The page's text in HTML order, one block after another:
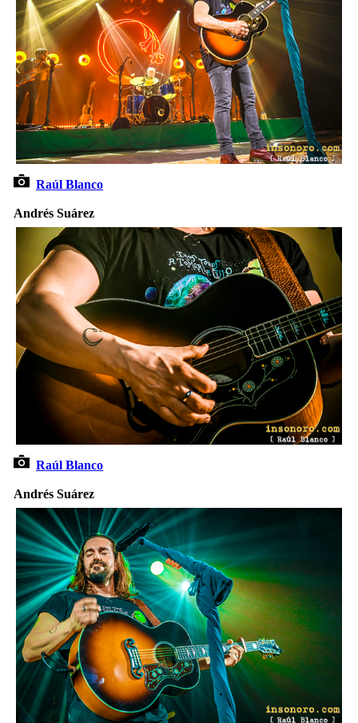
Raúl Blanco
Andrés Suárez
Raúl Blanco
Andrés Suárez